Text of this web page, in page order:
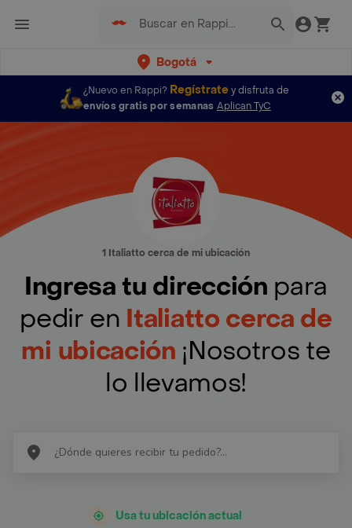
Bogotá
¿Nuevo en Rappi? Regístratey disfruta de
envíos gratis por semanas Aplican TyC
1 Italiatto cerca de mi ubicación
Ingresa tu dirección para
pedir en Italiatto cerca de
mi ubicación ¡Nosotros te
lo llevamos!
Usa tu ubicación actual